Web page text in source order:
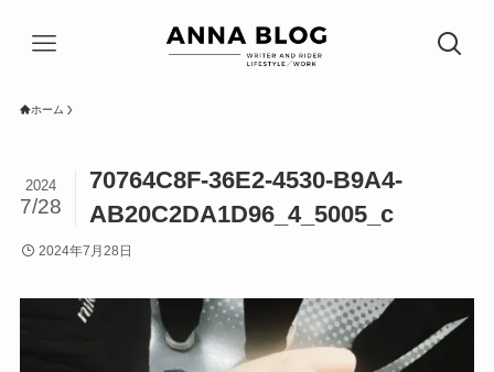
ホーム
70764C8F-36E2-4530-B9A4-
AB20C2DA1D96_4_5005_c
2024
7/28
2024年7月28日